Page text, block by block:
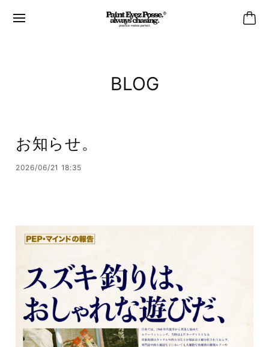
BLOG
お知らせ。
2026/06/21 18:35